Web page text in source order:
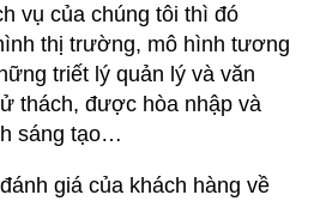
vụ của chúng tôi thì đó
thị trường, mô hình tương
triết lý quản lý và văn
thách, được hòa nhập và
sáng tạo…
giá của khách hàng về